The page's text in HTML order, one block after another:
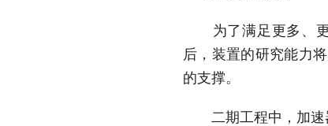
为了满足更多、更
后，装置的研究能力
的支撑。
二期工程中，加速